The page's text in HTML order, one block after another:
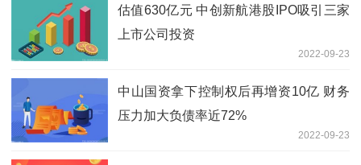
估值630亿元 中创新航港股IPO吸引三家
上市公司投资
2022-09-23
中山国资拿下控制权后再增资10亿 财务
压力加大负债率近72%
2022-09-23